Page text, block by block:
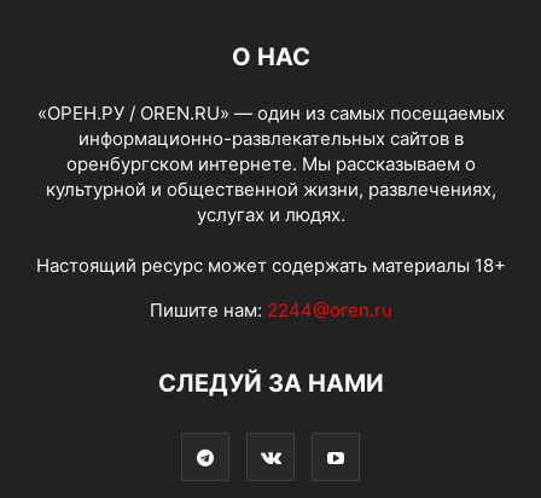
О НАС
«ОРЕН.РУ / OREN.RU» — один из самых посещаемых
информационно-развлекательных сайтов в
оренбургском интернете. Мы рассказываем о
культурной и общественной жизни, развлечениях,
услугах и людях.
Настоящий ресурс может содержать материалы 18+
Пишите нам: 2244@oren.ru
СЛЕДУЙ ЗА НАМИ